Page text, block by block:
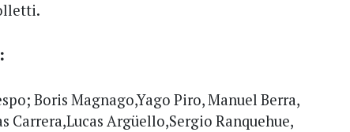
Boris Magnago,Yago Piro, Manuel Berra,
Carrera,Lucas Argüello,Sergio Ranquehue,